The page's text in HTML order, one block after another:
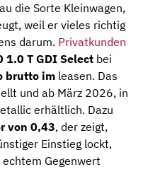
die Sorte Kleinwagen,
weil er vieles richtig
darum. Privatkunden
1.0 T GDI Select bei
brutto im leasen. Das
und ab März 2026, in
erhältlich. Dazu
von 0,43, der zeigt,
Einstieg lockt,
Gegenwert